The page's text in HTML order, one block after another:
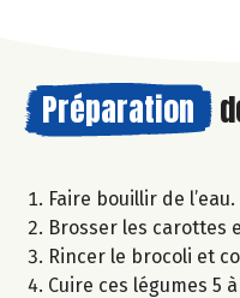
Préparation
Faire bouillir de l’eau.
Brosser les carottes
Rincer le brocoli et
Cuire ces légumes 5